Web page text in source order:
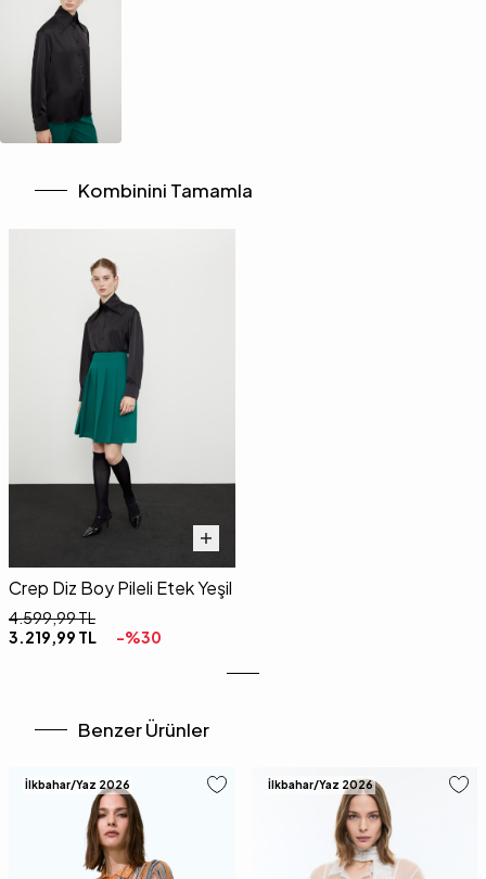
Kombinini Tamamla
Crep Diz Boy Pileli Etek Yeşil
4.599,99TL
3.219,99 TL -%30
Benzer Ürünler
İlkbahar/Yaz 2026 İlkbahar/Yaz 2026